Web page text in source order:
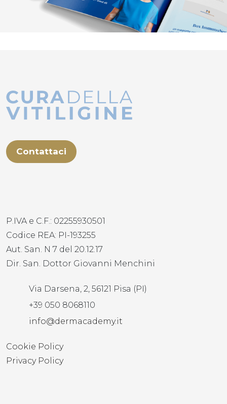
Contattaci
P.IVA e C.F.: 02255930501
Codice REA: PI-193255
Aut. San. N 7 del 20.12.17
Dir. San. Dottor Giovanni Menchini
Via Darsena, 2, 56121 Pisa (PI)
+39 050 8068110
info@dermacademy.it
Cookie Policy
Privacy Policy